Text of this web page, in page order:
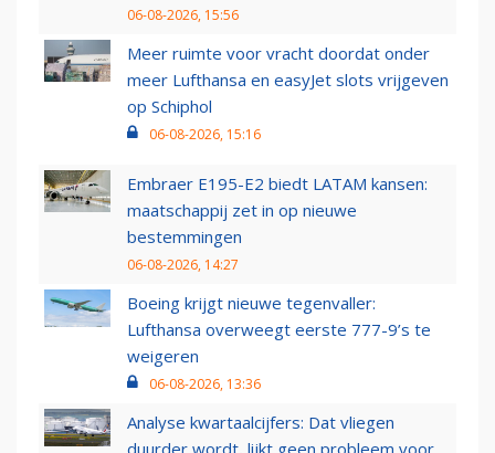
06-08-2026, 15:56
Meer ruimte voor vracht doordat onder
meer Lufthansa en easyJet slots vrijgeven
op Schiphol
06-08-2026, 15:16
Embraer E195-E2 biedt LATAM kansen:
maatschappij zet in op nieuwe
bestemmingen
06-08-2026, 14:27
Boeing krijgt nieuwe tegenvaller:
Lufthansa overweegt eerste 777-9’s te
weigeren
06-08-2026, 13:36
Analyse kwartaalcijfers: Dat vliegen